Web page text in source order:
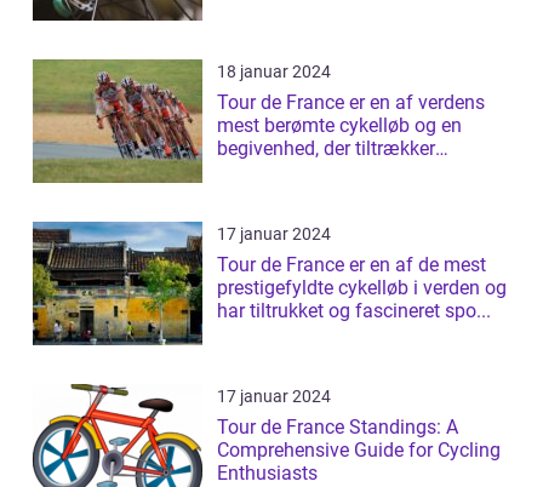
18 januar 2024
Tour de France er en af verdens
mest berømte cykelløb og en
begivenhed, der tiltrækker
17 januar 2024
Tour de France er en af de mest
prestigefyldte cykelløb i verden og
har tiltrukket og fascineret spo...
17 januar 2024
Tour de France Standings: A
Comprehensive Guide for Cycling
Enthusiasts